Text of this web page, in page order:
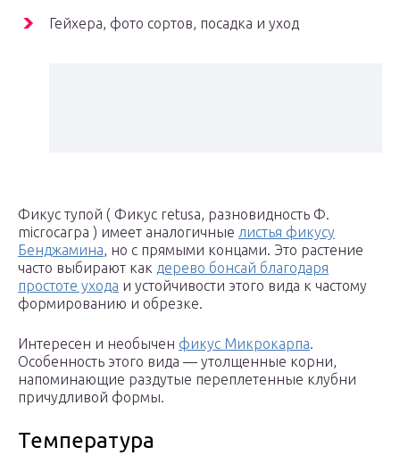
Гейхера, фото сортов, посадка и уход
Фикус тупой ( Фикус retusa, разновидность Ф.
microcarpa ) имеет аналогичные листья фикусу
Бенджамина, но с прямыми концами. Это растение
часто выбирают как дерево бонсай благодаря
простоте ухода и устойчивости этого вида к частому
формированию и обрезке.
Интересен и необычен фикус Микрокарпа.
Особенность этого вида — утолщенные корни,
напоминающие раздутые переплетенные клубни
причудливой формы.
Температура